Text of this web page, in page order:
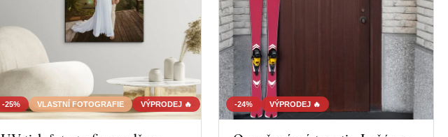
-25% VLASTNÍ FOTOGRAFIE VÝPRODEJ 🔥 -24% VÝPRODEJ 🔥